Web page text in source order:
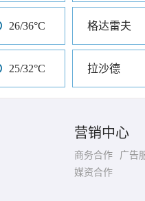
26/36°C 格达雷夫
25/32°C 拉沙德
营销中心
商务合作
广告
媒资合作